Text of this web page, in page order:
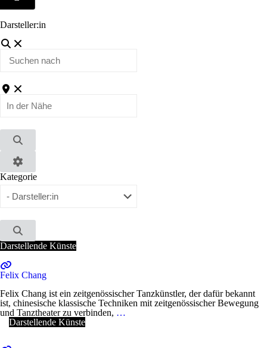
Darsteller:in
Suchen
In
Nähe
Suchen
Advanced
Filters
Kategorie
Suchen
Darstellende Künste
Felix Chang
Felix Chang ist ein zeitgenössischer Tanzkünstler, der dafür bekannt
ist, chinesische klassische Techniken mit zeitgenössischer Bewegung
und Tanztheater zu verbinden, …
Darstellende Künste